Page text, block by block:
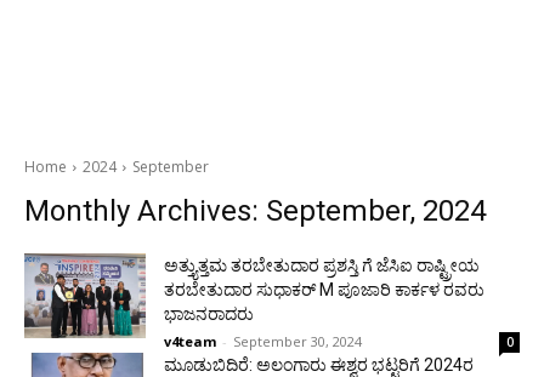
Home 2024 September
Monthly Archives: September, 2024
ಅತ್ತ್ಯುತ್ತಮ ತರಬೇತುದಾರ ಪ್ರಶಸ್ತಿ ಗೆ ಜೆಸಿಐ ರಾಷ್ಟ್ರೀಯ
ತರಬೇತುದಾರ ಸುಧಾಕರ್ M ಪೂಜಾರಿ ಕಾರ್ಕಳ ರವರು
ಭಾಜನರಾದರು
v4team - September 30, 2024 0
ಮೂಡುಬಿದಿರೆ: ಅಲಂಗಾರು ಈಶ್ವರ ಭಟ್ಟರಿಗೆ 2024ರ